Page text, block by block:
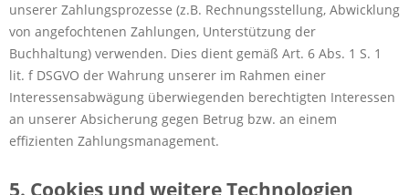
unserer Zahlungsprozesse (z.B. Rechnungsstellung, Abwicklung
von angefochtenen Zahlungen, Unterstützung der
Buchhaltung) verwenden. Dies dient gemäß Art. 6 Abs. 1 S. 1
lit. f DSGVO der Wahrung unserer im Rahmen einer
Interessensabwägung überwiegenden berechtigten Interessen
an unserer Absicherung gegen Betrug bzw. an einem
effizienten Zahlungsmanagement.
5. Cookies und weitere Technologien